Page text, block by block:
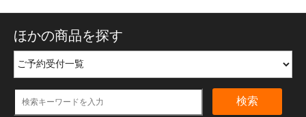
ほかの商品を探す
検索